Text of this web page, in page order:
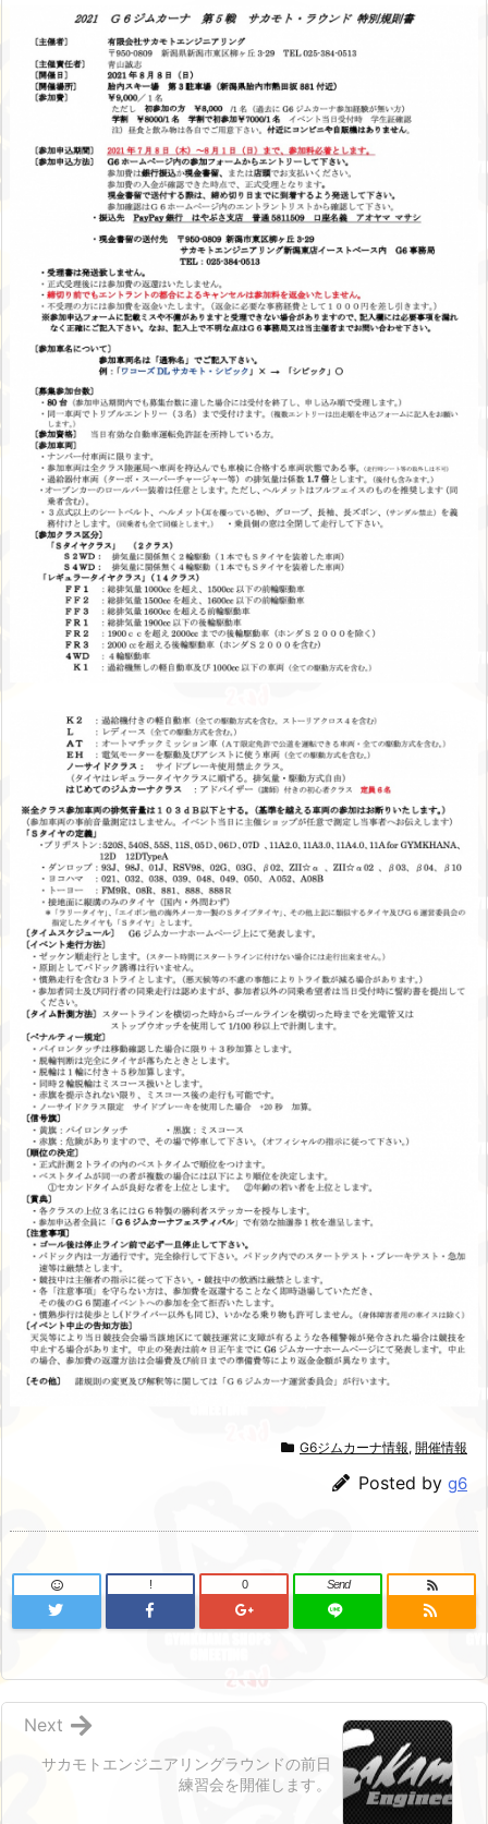
G6ジムカーナ情報, 開催情報
Posted by g6
! 0 Send
サカモトエンジニアリングラウンドの前日
練習会を開催します。
Next